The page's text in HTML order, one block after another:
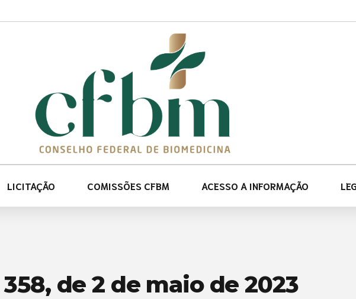
LICITAÇÃO COMISSÕES CFBM ACESSO A INFORMAÇÃO
de 2 de maio de 2023